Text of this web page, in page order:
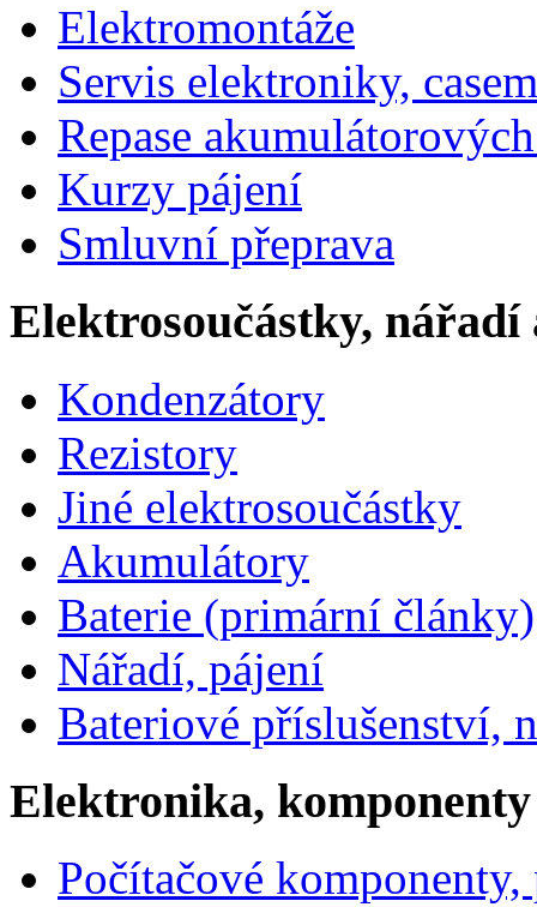
Elektromontáže
Servis elektroniky,
Repase
Kurzy pájení
Smluvní přeprava
Elektrosoučástky, nářadí
Kondenzátory
Rezistory
Jiné elektrosoučástky
Akumulátory
Baterie (primární články)
Nářadí, pájení
Bateriové příslušenství,
Elektronika, komponenty
Počítačové